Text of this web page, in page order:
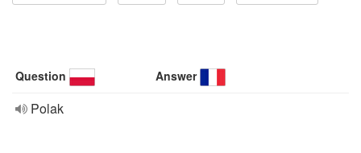
Question Answer
Polak